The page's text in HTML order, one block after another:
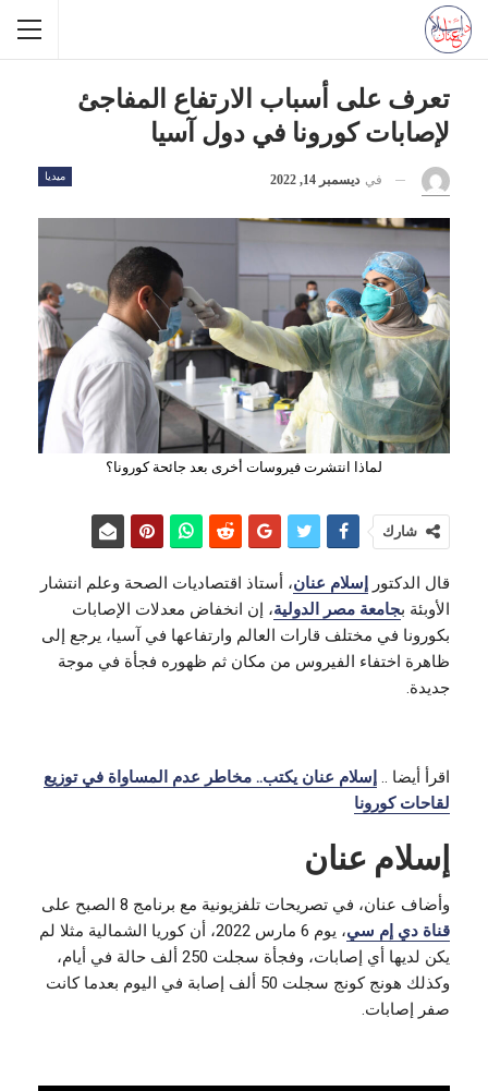
تعرف على أسباب الارتفاع المفاجئ
لإصابات كورونا في دول آسيا
ميديا في ديسمبر 14, 2022
لماذا انتشرت فيروسات أخرى بعد جائحة كورونا؟
شارك
قال الدكتور إسلام عنان، أستاذ اقتصاديات الصحة وعلم انتشار
الأوبئة بجامعة مصر الدولية، إن انخفاض معدلات الإصابات
بكورونا في مختلف قارات العالم وارتفاعها في آسيا، يرجع إلى
ظاهرة اختفاء الفيروس من مكان ثم ظهوره فجأة في موجة
جديدة.
اقرأ أيضا .. إسلام عنان يكتب.. مخاطر عدم المساواة في توزيع
لقاحات كورونا
إسلام عنان
وأضاف عنان، في تصريحات تلفزيونية مع برنامج 8 الصبح على
قناة دي إم سي
، يوم 6 مارس 2022، أن كوريا الشمالية مثلا لم
يكن لديها أي إصابات، وفجأة سجلت 250 ألف حالة في أيام،
وكذلك هونج كونج سجلت 50 ألف إصابة في اليوم بعدما كانت
صفر إصابات.